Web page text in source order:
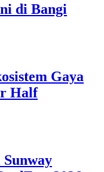
di Bangi
Gaya
Half
Sunway